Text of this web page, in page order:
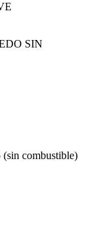
SIN
(sin combustible)